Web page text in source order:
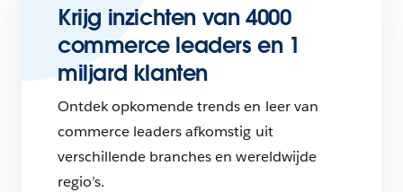
Krijg inzichten van 4000
commerce leaders en 1
miljard klanten
Ontdek opkomende trends en leer van
commerce leaders afkomstig uit
verschillende branches en wereldwijde
regio’s.